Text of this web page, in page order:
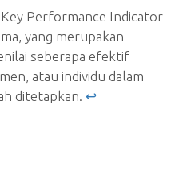
Performance Indicator
yang merupakan
seberapa efektif
atau individu dalam
ditetapkan. ↩︎